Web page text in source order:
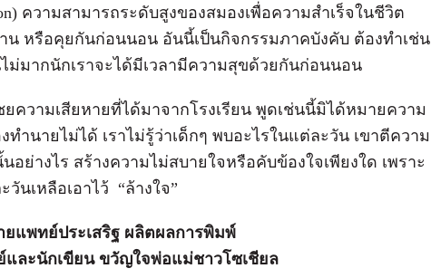
ความสามารถระดับสูงของสมองเพื่อความสำเร็จในชีวิต
หรือคุยกันก่อนนอน อันนี้เป็นกิจกรรมภาคบังคับ ต้องทำเช่น
ม่มากนักเราจะได้มีเวลามีความสุขด้วยกันก่อนนอน
ความเสียหายที่ได้มาจากโรงเรียน พูดเช่นนี้มิได้หมายความ
ทำนายไม่ได้ เราไม่รู้ว่าเด็กๆ พบอะไรในแต่ละวัน เขาตีความ
ย่างไร สร้างความไม่สบายใจหรือคับข้องใจเพียงใด เพราะ
วันเหลือเอาไว้ “ล้างใจ”
ยแพทย์ประเสริฐ ผลิตผลการพิมพ์
ละนักเขียน ขวัญใจพ่อแม่ชาวโซเชียล